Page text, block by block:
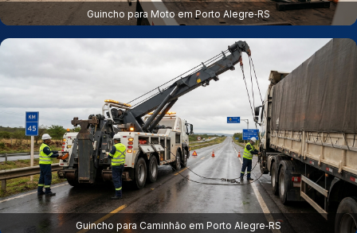
Guincho para Moto em Porto Alegre‑RS
Guincho para Caminhão em Porto Alegre‑RS